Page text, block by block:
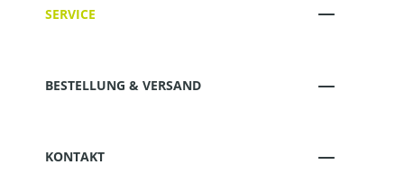
SERVICE
BESTELLUNG & VERSAND
KONTAKT